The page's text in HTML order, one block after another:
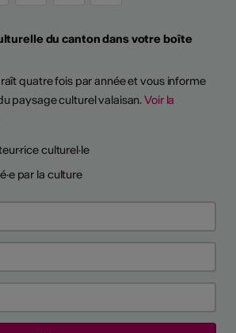
du canton dans votre boîte
quatre fois par année et vous informe
paysage culturel valaisan.Voir la
culturel·le
par la culture